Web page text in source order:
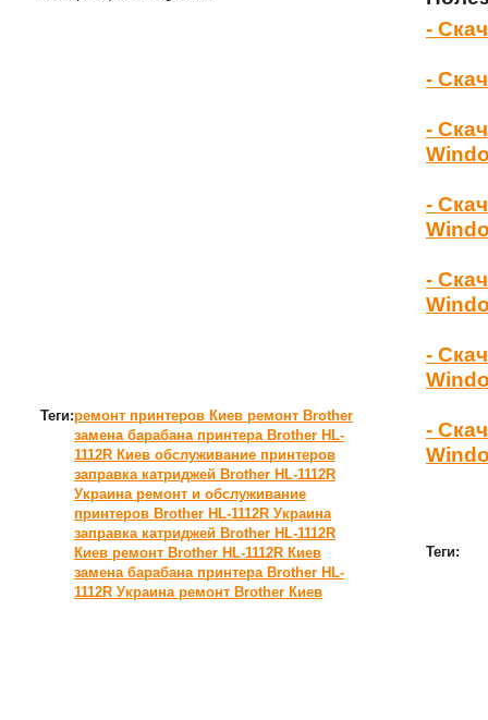
Теги:ремонт принтеров Киев ремонт Brother
замена барабана принтера Brother HL-
1112R Киев обслуживание принтеров
заправка катриджей Brother HL-1112R
Украина ремонт и обслуживание
принтеров Brother HL-1112R Украина
заправка катриджей Brother HL-1112R
Киев ремонт Brother HL-1112R Киев
замена барабана принтера Brother HL-
1112R Украина ремонт Brother Киев
-
-
-
-
-
-
-
Теги: